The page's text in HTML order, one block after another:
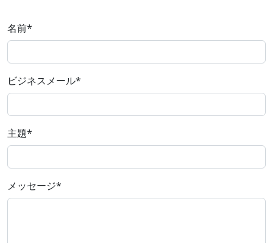
名前*
ビジネスメール*
主題*
メッセージ*